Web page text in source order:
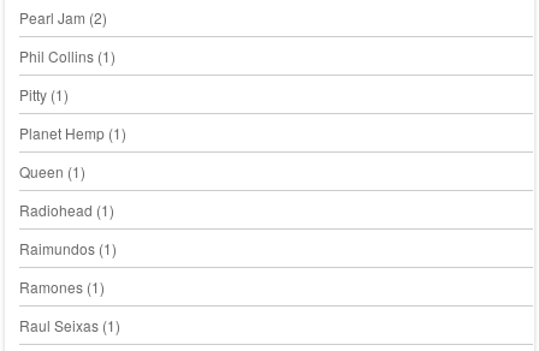
Pearl Jam (2)
Phil Collins(1)
Pitty(1)
Planet Hemp(1)
Queen (1)
Radiohead (1)
Raimundos(1)
Ramones(1)
Raul Seixas(1)